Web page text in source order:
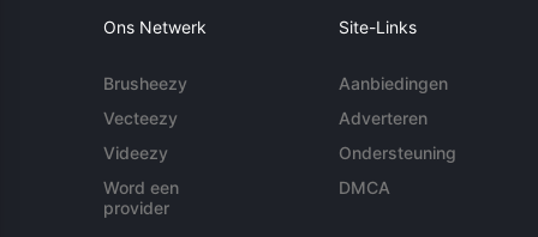
Ons Netwerk
Brusheezy
Vecteezy
Videezy
Word een
provider
Site-Links
Aanbiedingen
Adverteren
Ondersteuning
DMCA